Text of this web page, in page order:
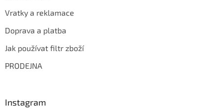
Vratky a reklamace
Doprava a platba
Jak používat filtr zboží
PRODEJNA
Instagram